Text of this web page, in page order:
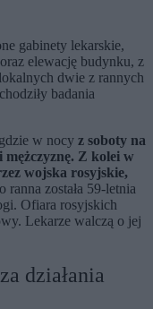
gabinety lekarskie,
elewację budynku, z
dwie z rannych
badania
w nocy z soboty na
mężczyznę. Z kolei w
wojska rosyjskie,
ranna została 59-letnia
Ofiara rosyjskich
Lekarze walczą o jej
działania